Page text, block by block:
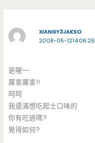
XIANGY3JAKSO
2008-05-1214:06:26
是喔~~
厲害厲害!!
呵呵
我還滿想吃起士口味的
你有吃過嗎?
覺得如何?